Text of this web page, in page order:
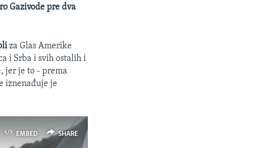
Gazivode pre dva
za Glas Amerike
i Srba i svih ostalih i
jer je to - prema
iznenađuje je
EMBED SHARE